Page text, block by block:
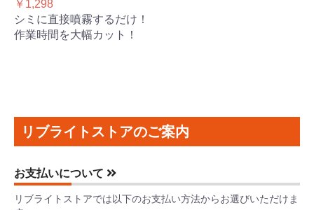
￥1,298
シミに直接噴霧するだけ！
作業時間を大幅カット！
リブライトストアのご案内
お支払いについて
リブライトストアでは以下のお支払い方法からお選びいただけま